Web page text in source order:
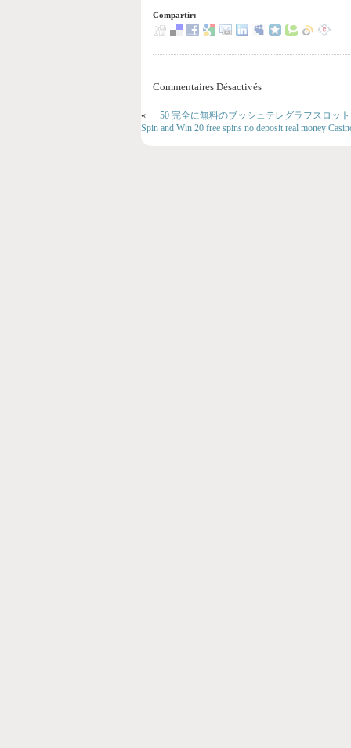
Compartir:
Commentaires Désactivés
«
50 完全に無料のブッシュテレグラフスロッ
Spin and Win 20 free spins no deposit real money